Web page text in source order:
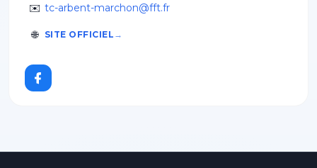
✉️ tc-arbent-marchon@fft.fr
🌐 SITE OFFICIEL